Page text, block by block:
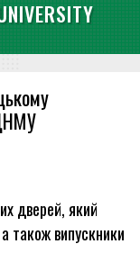
дверей, який
також випускники